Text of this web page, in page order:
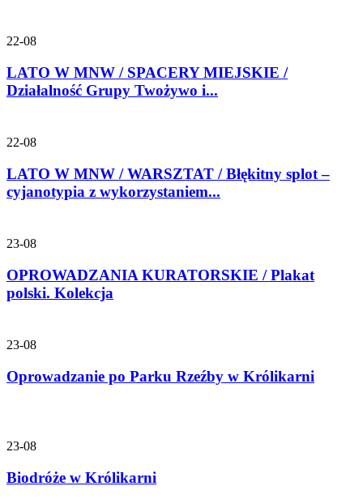
22-08
LATO W MNW / SPACERY MIEJSKIE /
Działalność Grupy Twożywo i...
22-08
LATO W MNW / WARSZTAT / Błękitny splot –
cyjanotypia z wykorzystaniem...
23-08
OPROWADZANIA KURATORSKIE / Plakat
polski. Kolekcja
23-08
Oprowadzanie po Parku Rzeźby w Królikarni
23-08
Biodróże w Królikarni